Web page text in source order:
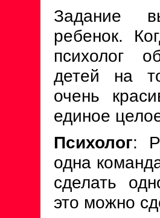
Задание
ребенок.
психолог
детей на
очень
единое
Психолог:
одна
сделать
это можно